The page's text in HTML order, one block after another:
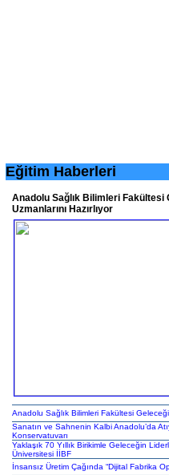
Eğitim Haberleri
Anadolu Sağlık Bilimleri Fakültesi
Uzmanlarını Hazırlıyor
Anadolu Sağlık Bilimleri Fakültesi
Sanatın ve Sahnenin Kalbi Anadolu’da
Konservatuvarı
Yaklaşık 70 Yıllık Birikimle Geleceğin
Üniversitesi İİBF
İnsansız Üretim Çağında “Dijital Fabrika